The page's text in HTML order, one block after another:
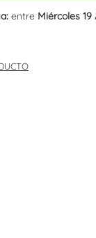
entre Miércoles